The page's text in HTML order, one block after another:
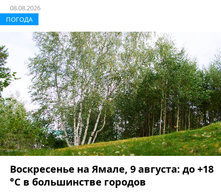
08.08.2026
ПОГОДА
Воскресенье на Ямале, 9 августа: до +18
°C в большинстве городов